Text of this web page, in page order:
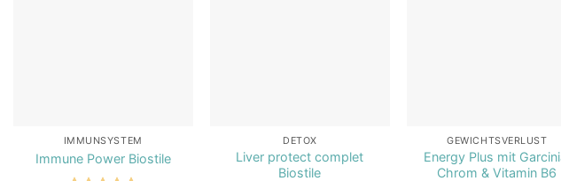
IMMUNSYSTEM
Immune Power Biostile
DETOX
Liver protect complet
Biostile
GEWICHTSVERLUST
Energy Plus mit
Chrom & Vitamin B6